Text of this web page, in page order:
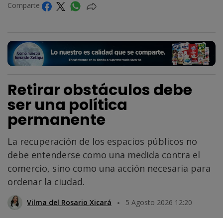
Comparte
Retirar obstáculos debe
ser una política
permanente
La recuperación de los espacios públicos no
debe entenderse como una medida contra el
comercio, sino como una acción necesaria para
ordenar la ciudad.
Vilma del Rosario Xicará 5 Agosto 2026 12:20